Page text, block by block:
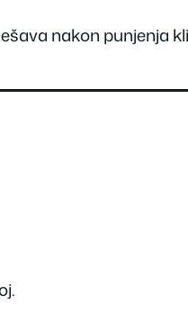
nakon punjenja